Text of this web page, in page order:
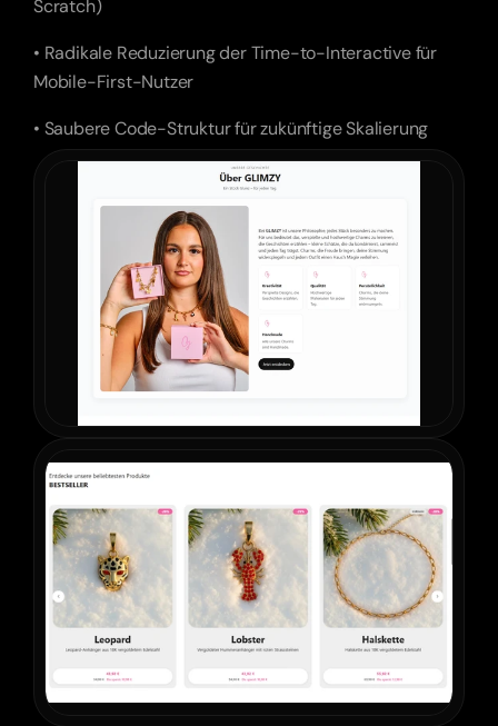
Scratch)
• Radikale Reduzierung der Time-to-Interactive für
Mobile-First-Nutzer
• Saubere Code-Struktur für zukünftige Skalierung